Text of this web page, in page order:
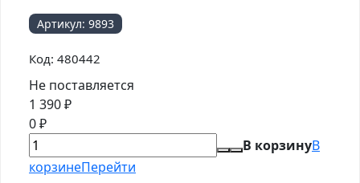
Артикул: 9893
Код: 480442
Не поставляется
1 390₽
0₽
В корзинуВ
корзинеПерейти